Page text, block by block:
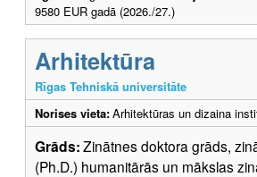
9580 EUR gadā (2026./27.)
Arhitektūra
Rīgas Tehniskā universitāte
Norises vieta:Arhitektūras un dizaina
Grāds:Zinātnes doktora grāds,
(Ph.D.) humanitārās un mākslas